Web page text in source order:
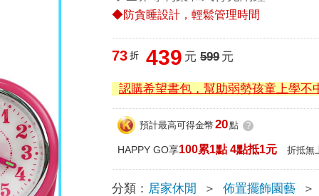
◆防貪睡設計，輕鬆管理時間
73 折 439 元 599元
認購希望書包，幫助弱勢孩童上學不
預計最高可得金幣 20點 ?
HAPPY GO享100累1點 4點抵1元 折抵無
分類： 居家休閒 ＞ 佈置擺飾園藝
＞